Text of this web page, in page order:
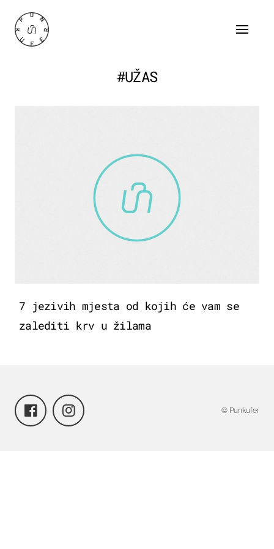
#UŽAS
7 jezivih mjesta od kojih će vam se
zalediti krv u žilama
© Punkufer